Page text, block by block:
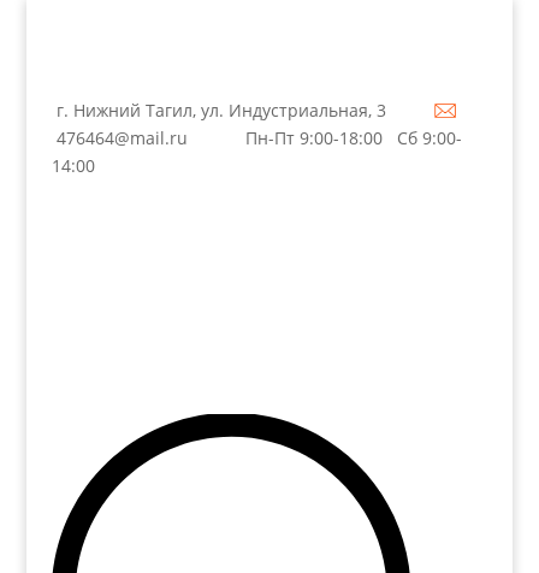
г. Нижний Тагил, ул. Индустриальная, 3
476464@mail.ru
Пн-Пт 9:00-18:00 Сб 9:00-
14:00